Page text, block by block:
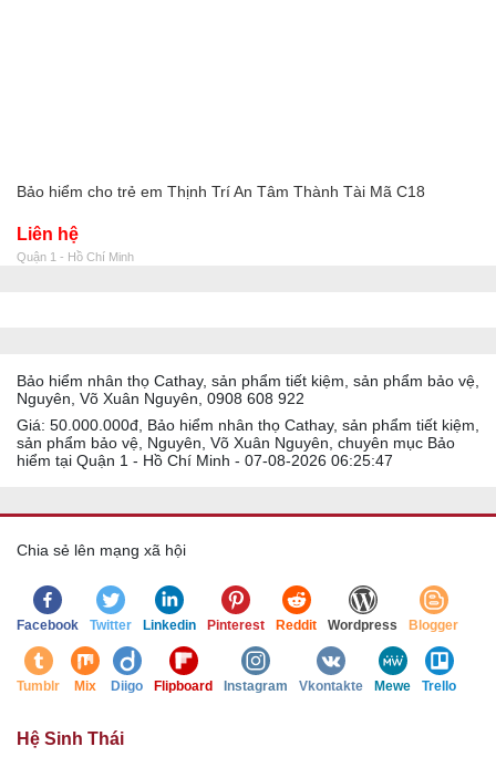
Bảo hiểm cho trẻ em Thịnh Trí An Tâm Thành Tài Mã C18
Liên hệ
Quận 1 - Hồ Chí Minh
Bảo hiểm nhân thọ Cathay, sản phẩm tiết kiệm, sản phẩm bảo vệ,
Nguyên, Võ Xuân Nguyên, 0908 608 922
Giá: 50.000.000đ, Bảo hiểm nhân thọ Cathay, sản phẩm tiết kiệm,
sản phẩm bảo vệ, Nguyên, Võ Xuân Nguyên, chuyên mục Bảo
hiểm tại Quận 1 - Hồ Chí Minh - 07-08-2026 06:25:47
Chia sẻ lên mạng xã hội
Facebook Twitter Linkedin Pinterest Reddit Wordpress Blogger
Tumblr Mix Diigo Flipboard Instagram Vkontakte Mewe Trello
Hệ Sinh Thái